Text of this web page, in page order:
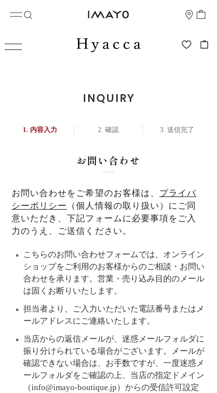
INQUIRY
内容入力 確認 送信完了
お問い合わせ
お問い合わせをご希望のお客様は、 プライバ
シーポリシー
（個人情報の取り扱い）にご同
意いただき、下記フォームに必要事項をご入
力のうえ、ご送信ください。
こちらのお問い合わせフォームでは、オンライン
ショップをご利用のお客様からのご相談・お問い
合わせを承ります。営業・売り込み目的のメール
は固くお断りいたします。
担当者より、ご入力いただいた電話番号またはメ
ールアドレスにご連絡いたします。
当店からの返信メールが、迷惑メールフォルダに
振り分けられている場合がございます。メールが
確認できない場合は、お手数ですが、一度迷惑メ
ールフォルダをご確認の上、当店の指定ドメイン
（info@imayo-boutique.jp）からの受信許可設定